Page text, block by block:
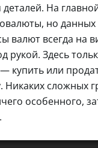
На
но
валют всегда на
рукой. Здесь
купить или
Никаких сложных
особенного,